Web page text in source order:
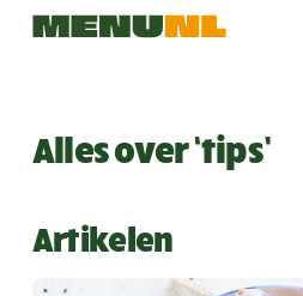
Skip
Alles over ‘tips’
Artikelen